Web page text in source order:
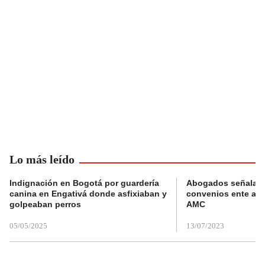
Lo más leído
Indignación en Bogotá por guardería
canina en Engativá donde asfixiaban y
golpeaban perros
05/05/2025
Abogados
convenios ente
AMC
13/07/2023